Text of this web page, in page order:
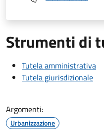
Strumenti di
Tutela amministrativa
Tutela giurisdizionale
Argomenti:
Urbanizzazione